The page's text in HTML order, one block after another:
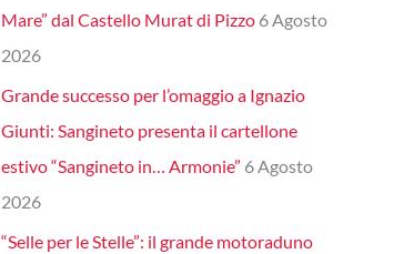
Mare” dal Castello Murat di Pizzo 6 Agosto
2026
Grande successo per l’omaggio a Ignazio
Giunti: Sangineto presenta il cartellone
estivo “Sangineto in… Armonie” 6 Agosto
2026
“Selle per le Stelle”: il grande motoraduno